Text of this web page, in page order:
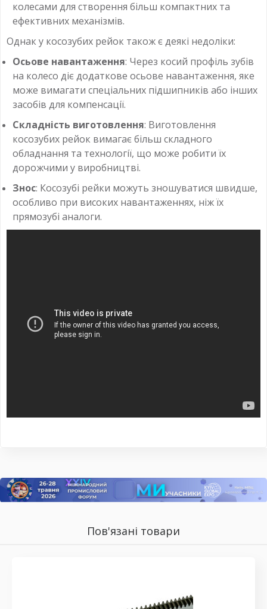
колесами для створення більш компактних та
ефективних механізмів.
Однак у косозубих рейок також є деякі недоліки:
Осьове навантаження: Через косий профіль зубів
на колесо діє додаткове осьове навантаження, яке
може вимагати спеціальних підшипників або інших
засобів для компенсації.
Складність виготовлення: Виготовлення
косозубих рейок вимагає більш складного
обладнання та технології, що може робити їх
дорожчими у виробництві.
Знос: Косозубі рейки можуть зношуватися швидше,
особливо при високих навантаженнях, ніж їх
прямозубі аналоги.
Пов'язані товари